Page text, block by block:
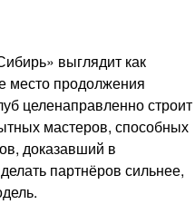
выглядит как
место продолжения
целенаправленно строит
мастеров, способных
доказавший в
партнёров сильнее,